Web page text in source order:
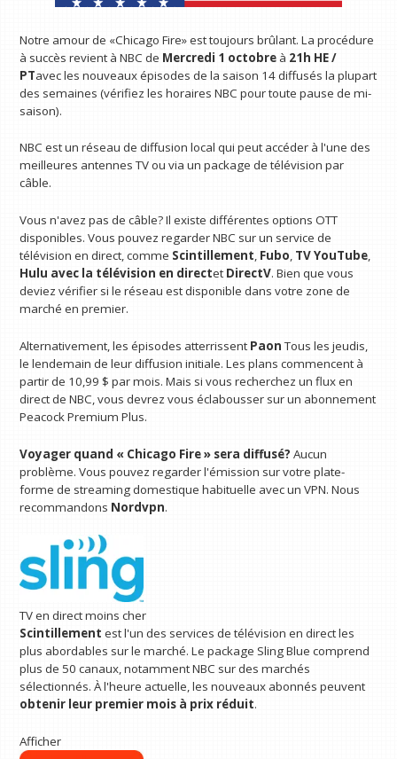
Notre amour de «Chicago Fire» est toujours brûlant. La procédure
à succès revient à NBC de Mercredi 1 octobre à 21h HE /
PTavec les nouveaux épisodes de la saison 14 diffusés la plupart
des semaines (vérifiez les horaires NBC pour toute pause de mi-
saison).
NBC est un réseau de diffusion local qui peut accéder à l'une des
meilleures antennes TV ou via un package de télévision par
câble.
Vous n'avez pas de câble? Il existe différentes options OTT
disponibles. Vous pouvez regarder NBC sur un service de
télévision en direct, comme Scintillement, Fubo, TV YouTube,
Hulu avec la télévision en directet DirectV. Bien que vous
deviez vérifier si le réseau est disponible dans votre zone de
marché en premier.
Alternativement, les épisodes atterrissent Paon Tous les jeudis,
le lendemain de leur diffusion initiale. Les plans commencent à
partir de 10,99 $ par mois. Mais si vous recherchez un flux en
direct de NBC, vous devrez vous éclabousser sur un abonnement
Peacock Premium Plus.
Voyager quand « Chicago Fire » sera diffusé? Aucun
problème. Vous pouvez regarder l'émission sur votre plate-
forme de streaming domestique habituelle avec un VPN. Nous
recommandons Nordvpn.
TV en direct moins cher
Scintillement est l'un des services de télévision en direct les
plus abordables sur le marché. Le package Sling Blue comprend
plus de 50 canaux, notamment NBC sur des marchés
sélectionnés. À l'heure actuelle, les nouveaux abonnés peuvent
obtenir leur premier mois à prix réduit.
Afficher